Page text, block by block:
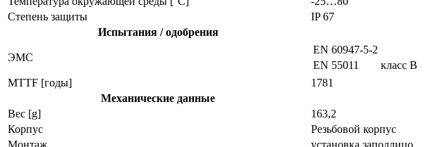
Степень защиты
IP 67
Испытания / одобрения
ЭMC
EN 60947-5-2
EN 55011
класс B
MTTF [годы]
1781
Механические данные
Вес [g]
163,2
Корпус
Резьбовой корпус